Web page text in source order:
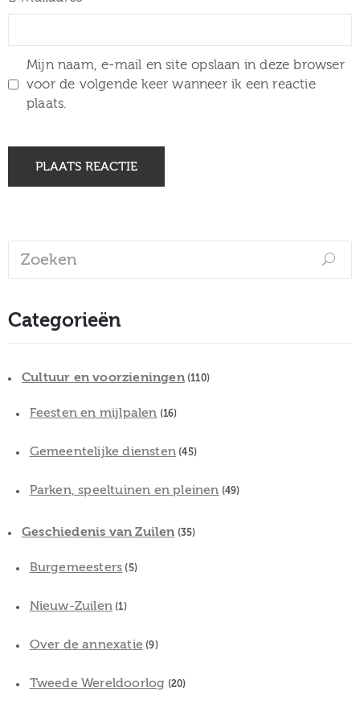
Mijn naam, e-mail en site opslaan in deze browser
voor de volgende keer wanneer ik een reactie
plaats.
Categorieën
Cultuur en voorzieningen(110)
Feesten en mijlpalen (16)
Gemeentelijke diensten (45)
Parken, speeltuinen en pleinen (49)
Geschiedenis van Zuilen (35)
Burgemeesters (5)
Nieuw-Zuilen (1)
Over de annexatie (9)
Tweede Wereldoorlog (20)